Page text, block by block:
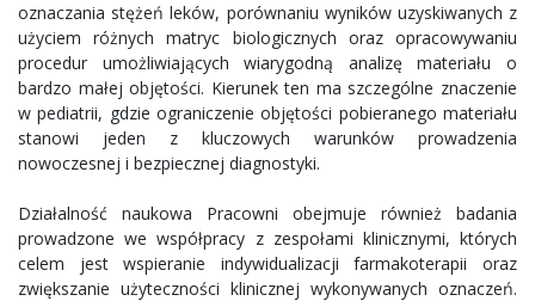
oznaczania stężeń leków, porównaniu wyników uzyskiwanych z
użyciem różnych matryc biologicznych oraz opracowywaniu
procedur umożliwiających wiarygodną analizę materiału o
bardzo małej objętości. Kierunek ten ma szczególne znaczenie
w pediatrii, gdzie ograniczenie objętości pobieranego materiału
stanowi jeden z kluczowych warunków prowadzenia
nowoczesnej i bezpiecznej diagnostyki.
Działalność naukowa Pracowni obejmuje również badania
prowadzone we współpracy z zespołami klinicznymi, których
celem jest wspieranie indywidualizacji farmakoterapii oraz
zwiększanie użyteczności klinicznej wykonywanych oznaczeń.